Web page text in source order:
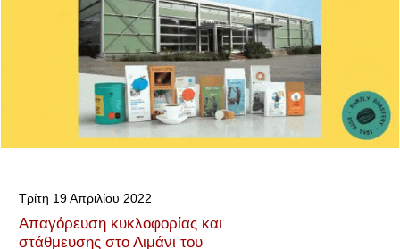
Τρίτη 19 Απριλίου 2022
Απαγόρευση κυκλοφορίας και
στάθμευσης στο Λιμάνι του